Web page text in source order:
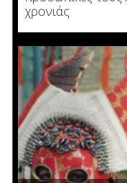
χρονιάς